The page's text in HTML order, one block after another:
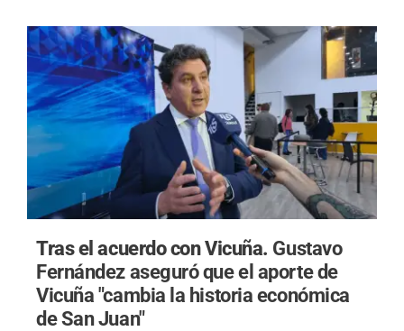
Tras el acuerdo con Vicuña. Gustavo
Fernández aseguró que el aporte de
Vicuña "cambia la historia económica
de San Juan"